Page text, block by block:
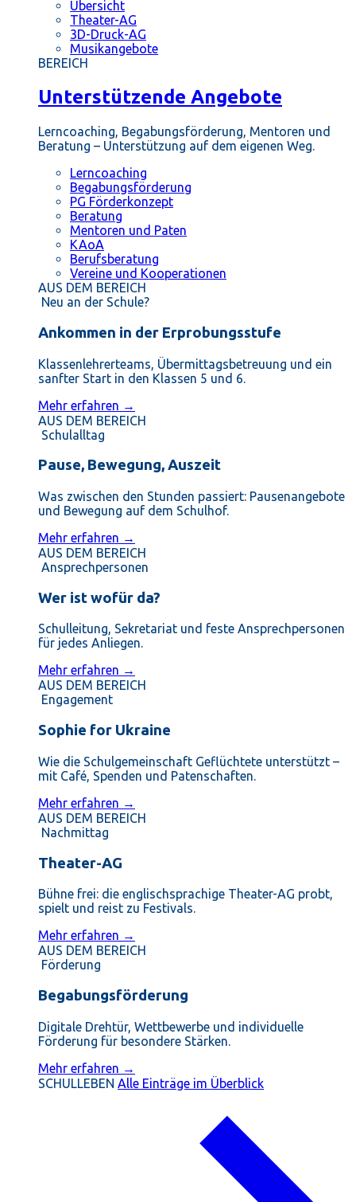
Übersicht
Theater-AG
3D-Druck-AG
Musikangebote
BEREICH
Unterstützende Angebote
Lerncoaching, Begabungsförderung, Mentoren und
Beratung – Unterstützung auf dem eigenen Weg.
Lerncoaching
Begabungsförderung
PG Förderkonzept
Beratung
Mentoren und Paten
KAoA
Berufsberatung
Vereine und Kooperationen
AUS DEM BEREICH
Neu an der Schule?
Ankommen in der Erprobungsstufe
Klassenlehrerteams, Übermittagsbetreuung und ein
sanfter Start in den Klassen 5 und 6.
Mehr erfahren →
AUS DEM BEREICH
Schulalltag
Pause, Bewegung, Auszeit
Was zwischen den Stunden passiert: Pausenangebote
und Bewegung auf dem Schulhof.
Mehr erfahren →
AUS DEM BEREICH
Ansprechpersonen
Wer ist wofür da?
Schulleitung, Sekretariat und feste Ansprechpersonen
für jedes Anliegen.
Mehr erfahren →
AUS DEM BEREICH
Engagement
Sophie for Ukraine
Wie die Schulgemeinschaft Geflüchtete unterstützt –
mit Café, Spenden und Patenschaften.
Mehr erfahren →
AUS DEM BEREICH
Nachmittag
Theater-AG
Bühne frei: die englischsprachige Theater-AG probt,
spielt und reist zu Festivals.
Mehr erfahren →
AUS DEM BEREICH
Förderung
Begabungsförderung
Digitale Drehtür, Wettbewerbe und individuelle
Förderung für besondere Stärken.
Mehr erfahren →
SCHULLEBEN Alle Einträge im Überblick